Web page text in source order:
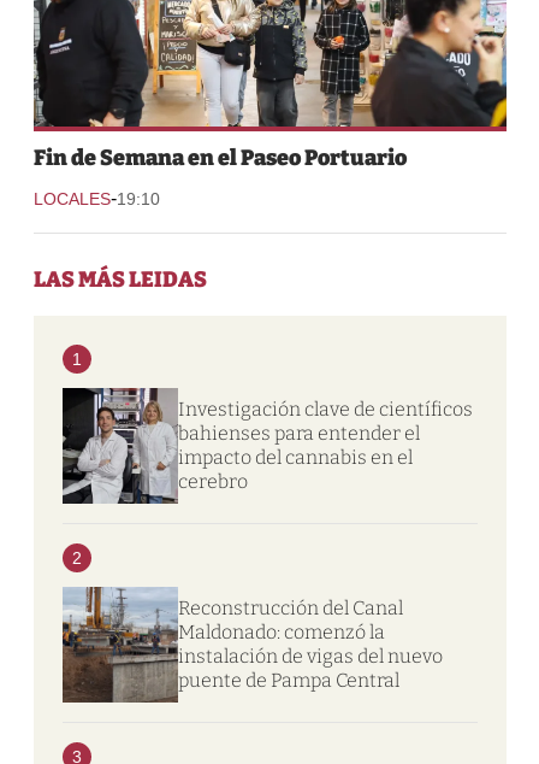
Fin de Semana en el Paseo Portuario
LOCALES-19:10
LAS MÁS LEIDAS
1
Investigación clave de científicos
bahienses para entender el
impacto del cannabis en el
cerebro
2
Reconstrucción del Canal
Maldonado: comenzó la
instalación de vigas del nuevo
puente de Pampa Central
3